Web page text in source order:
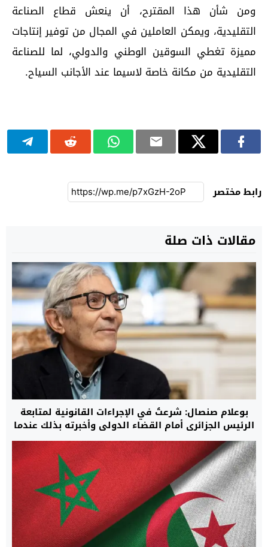
ومن شأن هذا المقترح، أن ينعش قطاع الصناعة
التقليدية، ويمكن العاملين في المجال من توفير إنتاجات
مميزة تغطي السوقين الوطني والدولي، لما للصناعة
التقليدية من مكانة خاصة لاسيما عند الأجانب السياح.
رابط مختصر
مقالات ذات صلة
بوعلام صنصال: شرعتُ في الإجراءات القانونية لمتابعة
الرئيس الجزائري أمام القضاء الدولي وأخبرته بذلك عندما
كنت معتقلا